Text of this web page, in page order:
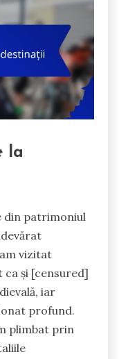
la
din patrimoniul
vizitat
și [censured]
iar
profund.
plimbat prin